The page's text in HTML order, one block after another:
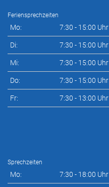
Feriensprechzeiten
Mo: 7:30 - 15:00 Uhr
Di: 7:30 - 15:00 Uhr
Mi: 7:30 - 15:00 Uhr
Do: 7:30 - 15:00 Uhr
Fr: 7:30 - 13:00 Uhr
Sprechzeiten
Mo: 7:30 - 18:00 Uhr